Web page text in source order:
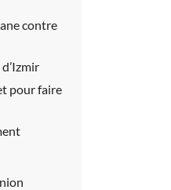
contre
pour faire